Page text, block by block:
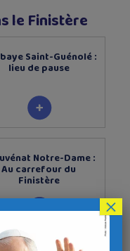
le Finistère
Saint-Guénolé :
lieu de pause
Notre-Dame :
Au carrefour du
Finistère
×